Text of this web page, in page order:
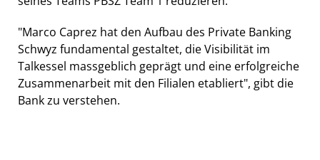
"Marco Caprez hat den Aufbau des Private Banking
Schwyz fundamental gestaltet, die Visibilität im
Talkessel massgeblich geprägt und eine erfolgreiche
Zusammenarbeit mit den Filialen etabliert", gibt die
Bank zu verstehen.